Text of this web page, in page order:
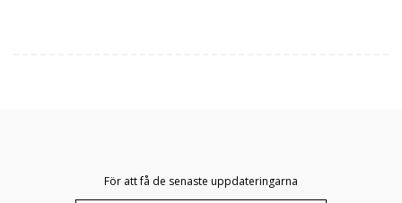
För att få de senaste uppdateringarna